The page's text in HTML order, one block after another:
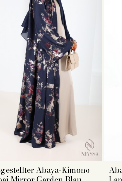
Modelle von Outfits, um
Djellaba etc. Wählen Sie
Abaya-Kimono